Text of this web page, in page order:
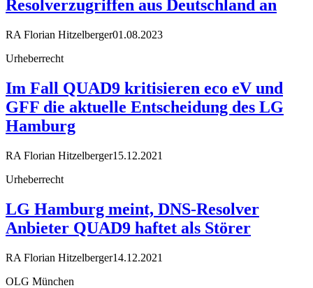
Resolverzugriffen aus Deutschland an
RA Florian Hitzelberger01.08.2023
Urheberrecht
Im Fall QUAD9 kritisieren eco eV und
GFF die aktuelle Entscheidung des LG
Hamburg
RA Florian Hitzelberger15.12.2021
Urheberrecht
LG Hamburg meint, DNS-Resolver
Anbieter QUAD9 haftet als Störer
RA Florian Hitzelberger14.12.2021
OLG München